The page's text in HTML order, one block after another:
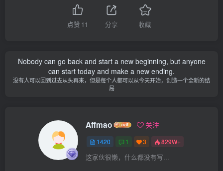
点赞 11 分享 收藏
Nobody can go back and start a new beginning, but anyone
can start today and make a new ending.
没有人可以回到过去从头再来，但是每个人都可以从今天开始，创造一个全新的结
局
Affmao 关注
1420 1 3 829W+
这家伙很懒，什么都没有写...